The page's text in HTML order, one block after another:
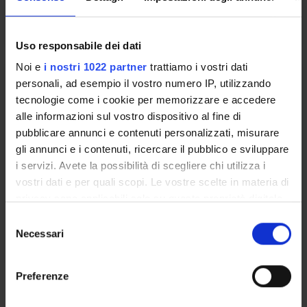
Uso responsabile dei dati
Noi e i nostri 1022 partner trattiamo i vostri dati
personali, ad esempio il vostro numero IP, utilizzando
tecnologie come i cookie per memorizzare e accedere
alle informazioni sul vostro dispositivo al fine di
pubblicare annunci e contenuti personalizzati, misurare
gli annunci e i contenuti, ricercare il pubblico e sviluppare
i servizi. Avete la possibilità di scegliere chi utilizza i
vostri dati e per quali scopi. Le vostre scelte in materia di
modificare o revocare il proprio consenso in qualsiasi
momento dalla Dichiarazione sui cookie o facendo clic
Necessari
Preferenze
ALA
Andrea Benetti
ODONTOIATRIA RESTAURATIVA
ED ENDODONZIA
Credits
2
Period
ID LEZ 2 ANNO 2 SEMESTRE
ALA
Learning outcomes